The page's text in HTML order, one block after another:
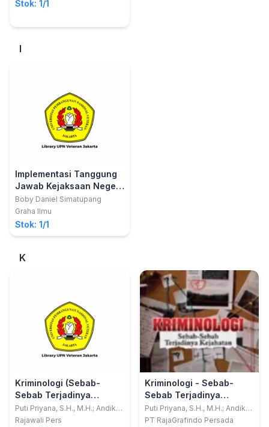
Stok: 1/1
I
Implementasi Tanggung
Jawab Kejaksaan Negeri
dalam Pemberantasan
Tindak Pidana Korupsi di
Indonesia
Boby Daniel Simatupang
Graha Ilmu
Stok: 1/1
K
Kriminologi (Sebab-
Sebab Terjadinya
Kejahatan)
Puti Priyana, S.H., M.H.; Andika
Dwi Yuliardi
Rajawali Pers
Kriminologi - Sebab-
Sebab Terjadinya
Kejahatan
Puti Priyana, S.H., M.H.; Andika
Dwi Yuliardi
PT RajaGrafindo Persada